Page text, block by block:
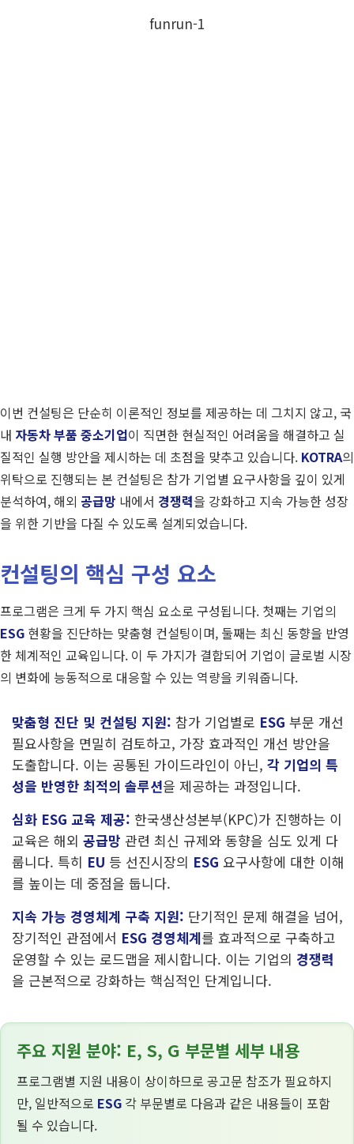
funrun-1
이번 컨설팅은 단순히 이론적인 정보를 제공하는 데 그치지 않고, 국
내 자동차 부품 중소기업이 직면한 현실적인 어려움을 해결하고 실
질적인 실행 방안을 제시하는 데 초점을 맞추고 있습니다. KOTRA의
위탁으로 진행되는 본 컨설팅은 참가 기업별 요구사항을 깊이 있게
분석하여, 해외 공급망 내에서 경쟁력을 강화하고 지속 가능한 성장
을 위한 기반을 다질 수 있도록 설계되었습니다.
컨설팅의 핵심 구성 요소
프로그램은 크게 두 가지 핵심 요소로 구성됩니다. 첫째는 기업의
ESG 현황을 진단하는 맞춤형 컨설팅이며, 둘째는 최신 동향을 반영
한 체계적인 교육입니다. 이 두 가지가 결합되어 기업이 글로벌 시장
의 변화에 능동적으로 대응할 수 있는 역량을 키워줍니다.
맞춤형 진단 및 컨설팅 지원: 참가 기업별로 ESG 부문 개선
필요사항을 면밀히 검토하고, 가장 효과적인 개선 방안을
도출합니다. 이는 공통된 가이드라인이 아닌, 각 기업의 특
성을 반영한 최적의 솔루션을 제공하는 과정입니다.
심화 ESG 교육 제공: 한국생산성본부(KPC)가 진행하는 이
교육은 해외 공급망 관련 최신 규제와 동향을 심도 있게 다
룹니다. 특히 EU 등 선진시장의 ESG 요구사항에 대한 이해
를 높이는 데 중점을 둡니다.
지속 가능 경영체계 구축 지원: 단기적인 문제 해결을 넘어,
장기적인 관점에서 ESG 경영체계를 효과적으로 구축하고
운영할 수 있는 로드맵을 제시합니다. 이는 기업의 경쟁력
을 근본적으로 강화하는 핵심적인 단계입니다.
주요 지원 분야: E, S, G 부문별 세부 내용
프로그램별 지원 내용이 상이하므로 공고문 참조가 필요하지
만, 일반적으로 ESG 각 부문별로 다음과 같은 내용들이 포함
될 수 있습니다.